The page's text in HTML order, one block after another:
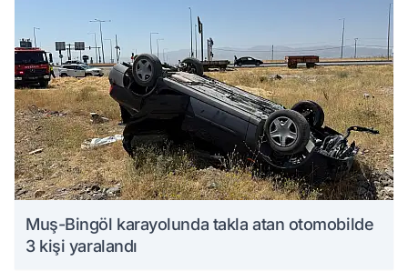
Muş-Bingöl karayolunda takla atan otomobilde
3 kişi yaralandı